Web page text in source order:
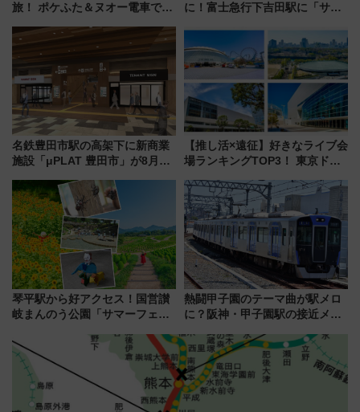
旅！ ポケふた＆ヌオー電車で楽
路の絶景と絶品グルメを満喫！
（7月18日スタート）
に！富士急行下吉田駅に「サ電
業 行き交う電車の音や振動を
感じながら「ととのう」新感覚
名鉄豊田市駅の高架下に新商業
施設「μPLAT 豊田市」が8月26
たな玄関口へ
【推し活×遠征】好きなライブ会
場ランキングTOP3！ 東京ドー
由と交通アクセス術、ライブ会
場に何を求める？
琴平駅から好アクセス！国営讃
岐まんのう公園「サマーフェス
ブトムシに楽しいがいっぱい
熱闘甲子園のテーマ曲が駅メロ
に？阪神・甲子園駅の接近メロ
谷実アレンジの特別仕様へ、8月
5日始発から